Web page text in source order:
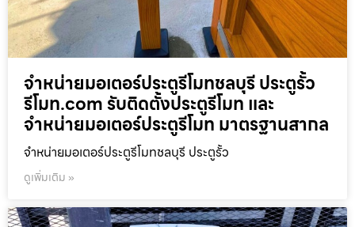
จำหน่ายมอเตอร์ประตูรีโมทชลบุรี ประตูรั้ว
รีโมท.com รับติดตั้งประตูรีโมท และ
จำหน่ายมอเตอร์ประตูรีโมท มาตรฐานสากล
จำหน่ายมอเตอร์ประตูรีโมทชลบุรี ประตูรั้ว
ดูเพิ่มเติม »